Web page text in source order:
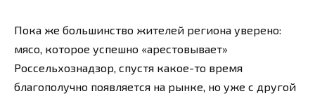
Пока же большинство жителей региона уверено:
мясо, которое успешно «арестовывает»
Россельхознадзор, спустя какое-то время
благополучно появляется на рынке, но уже с другой